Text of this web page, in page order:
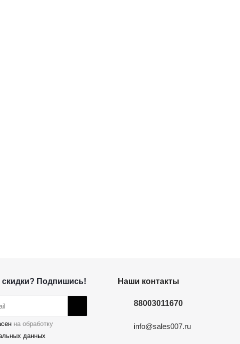
Подпишись!
на обработку
данных
Наши контакты
88003011670
info@sales007.ru